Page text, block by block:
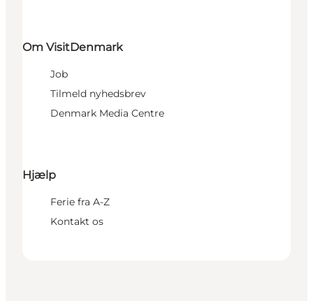
Om VisitDenmark
Job
Tilmeld nyhedsbrev
Denmark Media Centre
Hjælp
Ferie fra A-Z
Kontakt os